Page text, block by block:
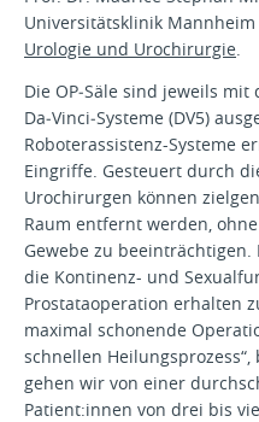
Universitätsklinik
Urologie und Urochirurgie.
Die OP‑Säle sind jeweils
Da‑Vinci‑Systeme (DV5)
Roboterassistenz-Systeme
Eingriffe. Gesteuert durch
Urochirurgen können
Raum entfernt werden,
Gewebe zu
die Kontinenz- und
Prostataoperation erhalten
maximal schonende
schnellen
gehen wir von einer
Patient:innen von drei bis